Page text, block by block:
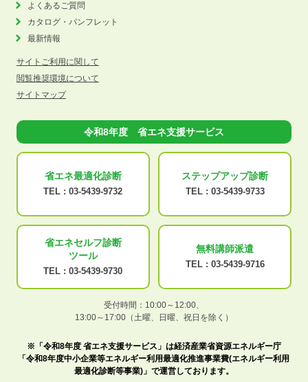
よくあるご質問
カタログ・パンフレット
最新情報
サイトご利用に関して
閲覧推奨環境について
サイトマップ
令和8年度 省エネ支援サービス
省エネ最適化診断
TEL : 03-5439-9732
ステップアップ診断
TEL : 03-5439-9733
省エネセルフ診断
ツール
TEL : 03-5439-9730
無料講師派遣
TEL : 03-5439-9716
受付時間：10:00～12:00、
13:00～17:00（土曜、日曜、祝日を除く）
※「令和8年度 省エネ支援サービス」は経済産業省資源エネルギー庁
「令和8年度中小企業等エネルギー利用最適化推進事業費(エネルギー利用
最適化診断等事業)」で運営しております。